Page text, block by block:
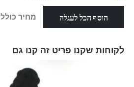
הוסף הכל לעגלה מחיר כולל
לקוחות שקנו פריט זה קנו גם